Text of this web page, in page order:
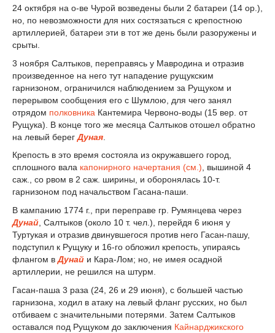
24 октября на о-ве Чурой возведены были 2 батареи (14 ор.),
но, по невозможности для них состязаться с крепостною
артиллерией, батареи эти в тот же день были разоружены и
срыты.
3 ноября Салтыков, переправясь у Мавродина и отразив
произведенное на него тут нападение рущукским
гарнизоном, ограничился наблюдением за Рущуком и
перерывом сообщения его с Шумлою, для чего занял
отрядом полковника Кантемира Червоно-воды (15 вер. от
Рущука). В конце того же месяца Салтыков отошел обратно
на левый берегДуная
Крепость в это время состояла из окружавшего город,
сплошного вала капонирного начертания (см.), вышиной 4
саж., со рвом в 2 саж. ширины, и оборонялась 10-т.
гарнизоном под начальством Гасана-паши.
В кампанию 1774 г., при переправе гр. Румянцева через
Дунай , Салтыков (около 10 т. чел.), перейдя 6 июня у
Туртукая и отразив двинувшегося против него Гасан-пашу,
подступил к Рущуку и 16-го обложил крепость, упираясь
флангом вДунай и Кара-Лом; но, не имея осадной
артиллерии, не решился на штурм.
Гасан-паша 3 раза (24, 26 и 29 июня), с большей частью
гарнизона, ходил в атаку на левый фланг русских, но был
отбиваем с значительными потерями. Затем Салтыков
оставался под Рущуком до заключения Кайнарджикского